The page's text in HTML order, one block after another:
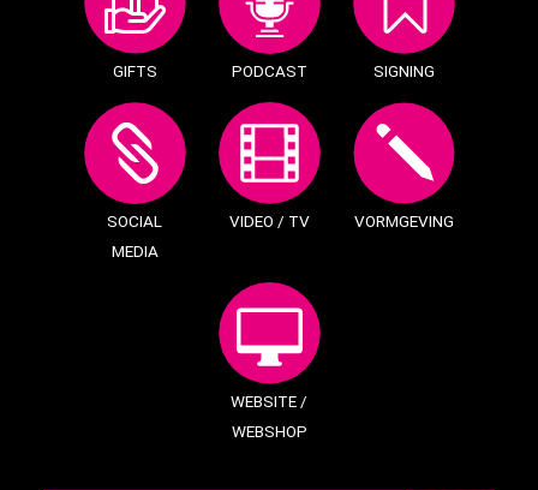
GIFTS PODCAST SIGNING
SOCIAL
MEDIA
VIDEO / TV VORMGEVING
WEBSITE /
WEBSHOP